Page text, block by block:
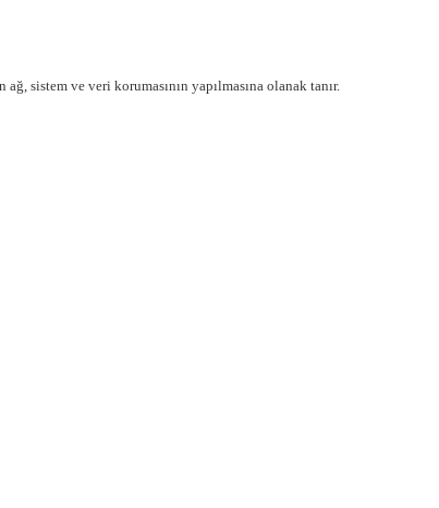
sistem ve veri korumasının yapılmasına olanak tanır.